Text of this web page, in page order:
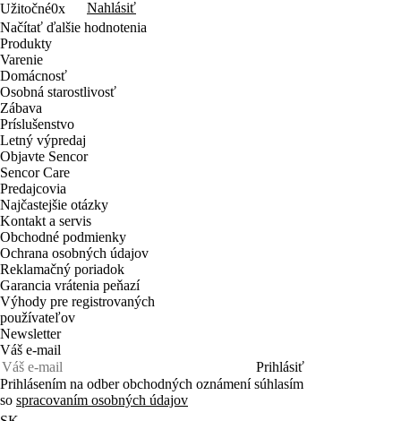
Užitočné0x
Nahlásiť
Načítať ďalšie hodnotenia
Produkty
Varenie
Domácnosť
Osobná starostlivosť
Zábava
Príslušenstvo
Letný výpredaj
Objavte Sencor
Sencor Care
Predajcovia
Najčastejšie otázky
Kontakt a servis
Obchodné podmienky
Ochrana osobných údajov
Reklamačný poriadok
Garancia vrátenia peňazí
Výhody pre registrovaných
používateľov
Newsletter
Váš e-mail
Prihlásiť
Prihlásením na odber obchodných oznámení súhlasím
so spracovaním osobných údajov